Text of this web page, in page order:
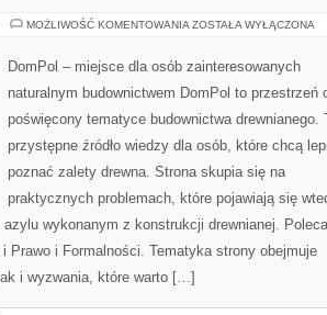
MOŻLIWOŚĆ KOMENTOWANIA KOSZTY
ZOSTAŁA WYŁĄCZONA
DomPol – miejsce dla osób zainteresowanych
naturalnym budownictwem DomPol to przestrzeń
poświęcony tematyce budownictwa drewnianego.
przystępne źródło wiedzy dla osób, które chcą
poznać zalety drewna. Strona skupia się na
praktycznych problemach, które pojawiają się
wykonanym z konstrukcji drewnianej.
Prawo i Formalności. Tematyka strony obejmuje
i wyzwania, które warto […]